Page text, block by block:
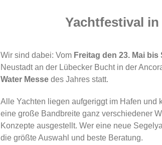
Yachtfestival
Wir sind dabei: Vom Freitag den 23. Mai
Neustadt an der Lübecker Bucht in der
Water Messedes Jahres statt.
Alle Yachten liegen aufgeriggt im Hafen und
eine große Bandbreite ganz verschiedener
Konzepte ausgestellt. Wer eine neue
die größte Auswahl und beste Beratung.